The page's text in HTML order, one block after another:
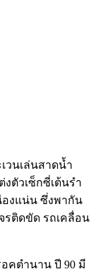
วนเล่นสาดน้ำ
ตัวเซ็กซี่เต้นรำ
องแน่น ซึ่งพากัน
รติดขัด รถเคลื่อน
คตำนาน ปี 90 มี